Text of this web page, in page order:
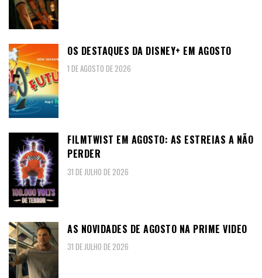
OS DESTAQUES DA DISNEY+ EM AGOSTO
1 DE AGOSTO DE 2026
FILMTWIST EM AGOSTO: AS ESTREIAS A NÃO
PERDER
31 DE JULHO DE 2026
AS NOVIDADES DE AGOSTO NA PRIME VIDEO
31 DE JULHO DE 2026